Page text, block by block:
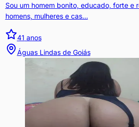
Sou um homem bonito, educado, forte e
homens, mulheres e cas...
41 anos
Águas Lindas de Goiás